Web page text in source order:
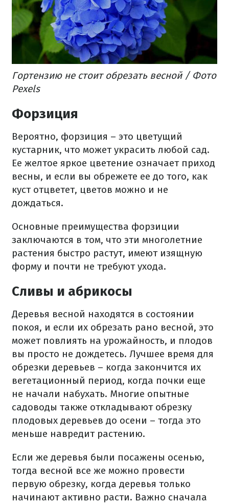
Гортензию не стоит обрезать весной / Фото
Pexels
Форзиция
Вероятно, форзиция – это цветущий
кустарник, что может украсить любой сад.
Ее желтое яркое цветение означает приход
весны, и если вы обрежете ее до того, как
куст отцветет, цветов можно и не
дождаться.
Основные преимущества форзиции
заключаются в том, что эти многолетние
растения быстро растут, имеют изящную
форму и почти не требуют ухода.
Сливы и абрикосы
Деревья весной находятся в состоянии
покоя, и если их обрезать рано весной, это
может повлиять на урожайность, и плодов
вы просто не дождетесь. Лучшее время для
обрезки деревьев – когда закончится их
вегетационный период, когда почки еще
не начали набухать. Многие опытные
садоводы также откладывают обрезку
плодовых деревьев до осени – тогда это
меньше навредит растению.
Если же деревья были посажены осенью,
тогда весной все же можно провести
первую обрезку, когда деревья только
начинают активно расти. Важно сначала